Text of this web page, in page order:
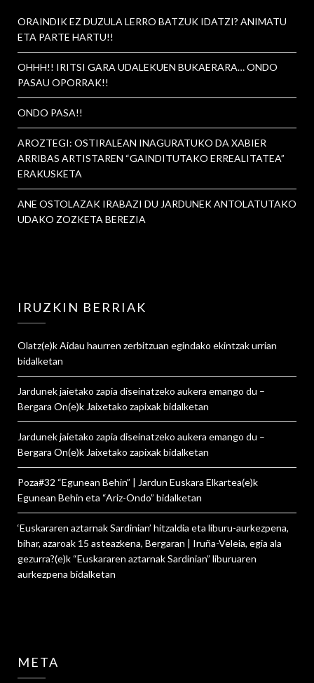
ORAINDIK EZ DUZULA LERRO BATZUK IDATZI? ANIMATU
ETA PARTE HARTU!!
OHHH!! IRITSI GARA UDALEKUEN BUKAERARA… ONDO
PASAU OPORRAK!!
ONDO PASA!!
AROZTEGI: OSTIRALEAN INAGURATUKO DA XABIER
ARRIBAS ARTISTAREN “GAINDITUTAKO ERREALITATEA”
ERAKUSKETA
ANE OSTOLAZAK IRABAZI DU JARDUNEK ANTOLATUTAKO
UDAKO ZOZKETA BEREZIA
IRUZKIN BERRIAK
Olatz(e)kAidau haurren zerbitzuan egindako ekintzak urrian
bidalketan
Jardunek jaietako zapia diseinatzeko aukera emango du –
Bergara On(e)k Jaixetako zapixakbidalketan
Jardunek jaietako zapia diseinatzeko aukera emango du –
Bergara On(e)k Jaixetako zapixakbidalketan
Poza#32 “Egunean Behin” | Jardun Euskara Elkartea(e)k
Egunean Behin eta “Ariz-Ondo” bidalketan
‘Euskararen aztarnak Sardinian’ hitzaldia eta liburu-aurkezpena,
bihar, azaroak 15 asteazkena, Bergaran | Iruña-Veleia, egia ala
gezurra?(e)k “Euskararen aztarnak Sardinian” liburuaren
aurkezpena bidalketan
META